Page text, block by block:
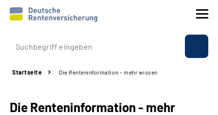
Prävention
Rente
Startseite Die Renteninformation - mehr wissen
Die Renteninformation - mehr